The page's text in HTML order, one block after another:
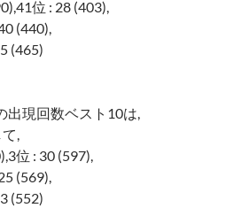
位 : 28 (403),
(440),
(465)
出現回数ベスト10は,
,
位 : 30 (597),
(569),
(552)